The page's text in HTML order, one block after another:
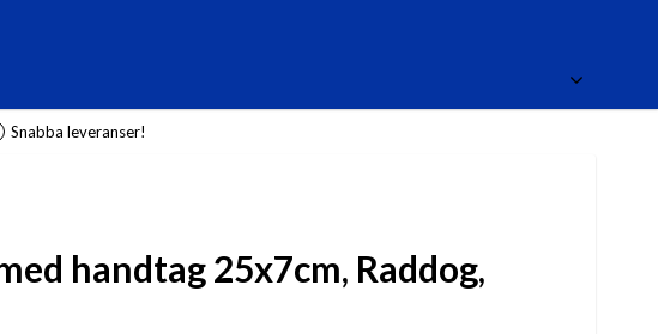
Snabba leveranser!
handtag 25x7cm, Raddog,